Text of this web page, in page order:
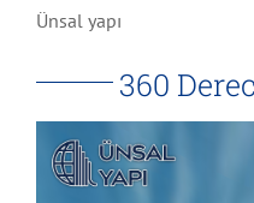
Kırıkkale
Restoran
Ünsal yapı
360